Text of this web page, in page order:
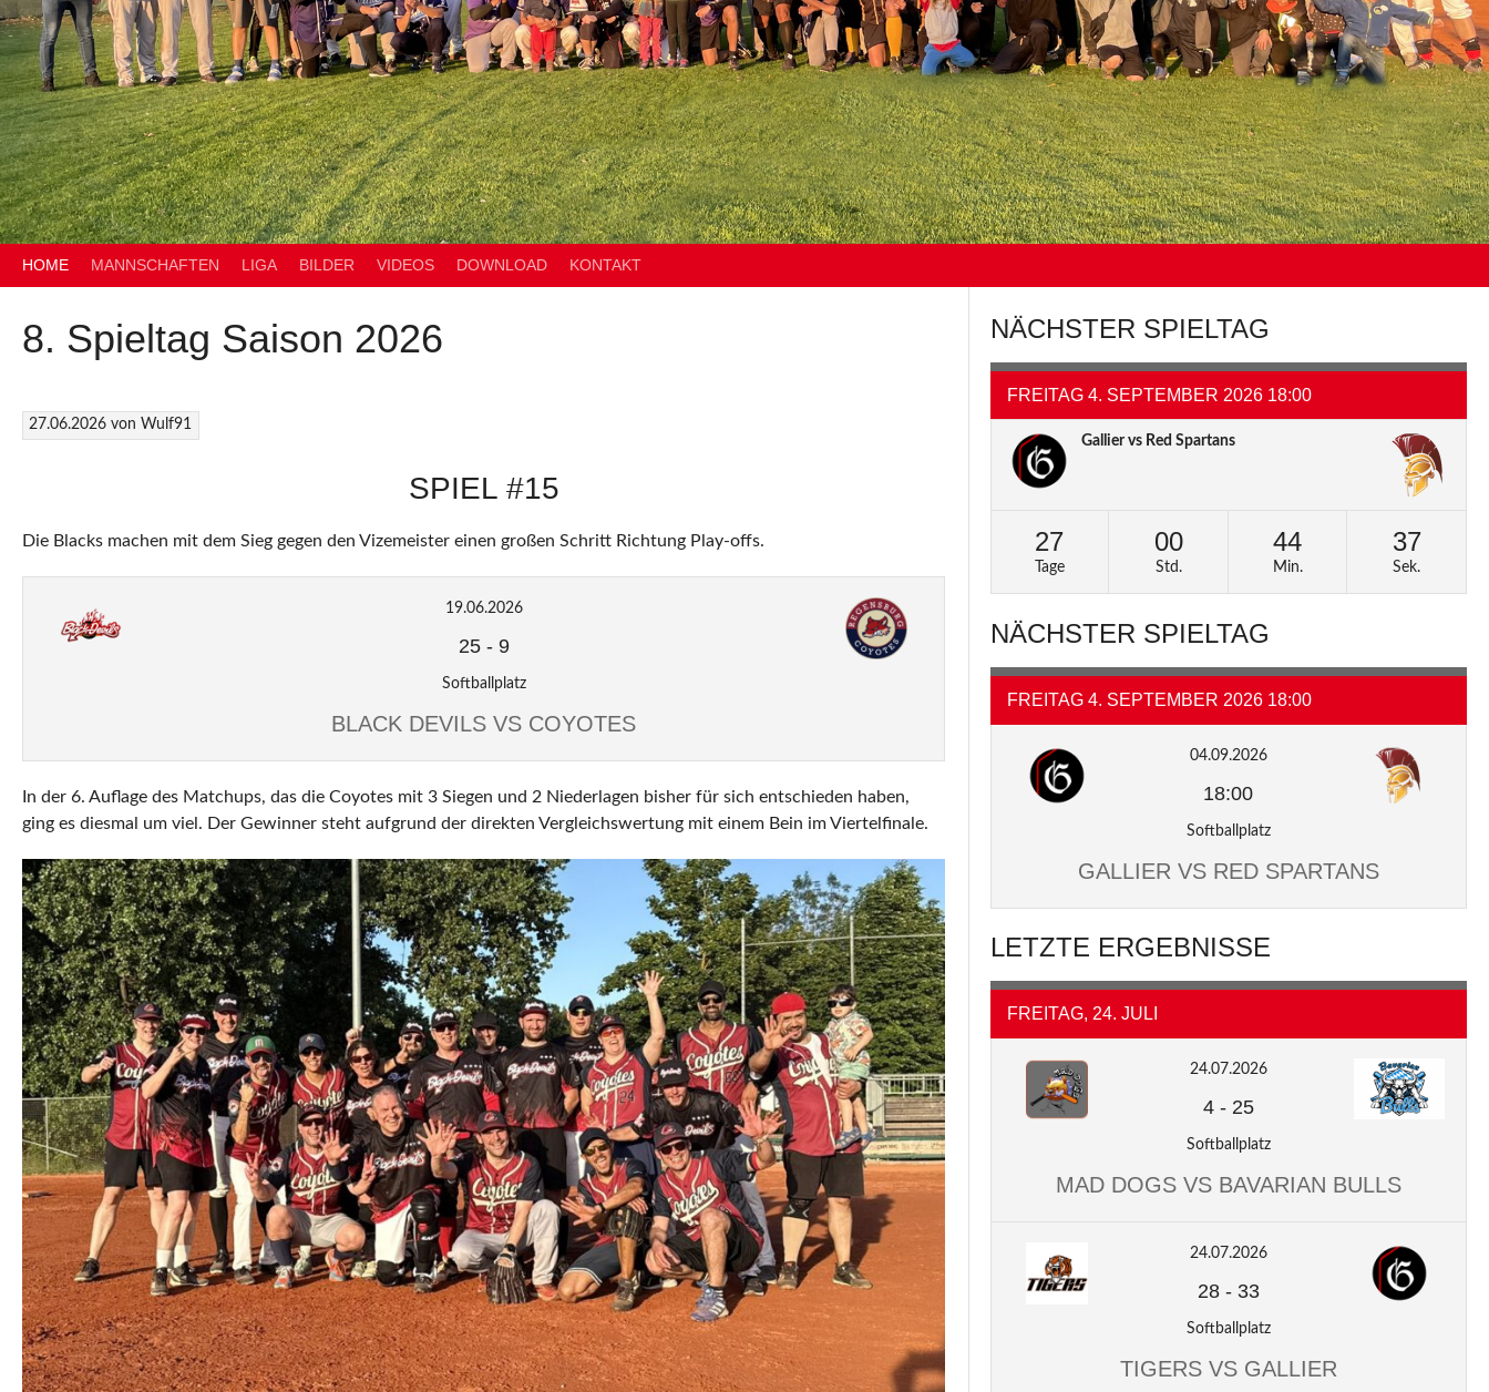
HOME MANNSCHAFTEN LIGA BILDER VIDEOS DOWNLOAD KONTAKT
8. Spieltag Saison 2026
27.06.2026 von Wulf91
SPIEL #15
Die Blacks machen mit dem Sieg gegen den Vizemeister einen großen Schritt Richtung Play-offs.
19.06.2026
25- 9
Softballplatz
BLACK DEVILS VS COYOTES
In der 6. Auflage des Matchups, das die Coyotes mit 3 Siegen und 2 Niederlagen bisher für sich entschieden haben,
ging es diesmal um viel. Der Gewinner steht aufgrund der direkten Vergleichswertung mit einem Bein im Viertelfinale.
NÄCHSTER SPIELTAG
FREITAG 4. SEPTEMBER 2026 18:00
Gallier vs Red Spartans
27
Tage
00
Std.
44
Min.
36
Sek.
NÄCHSTER SPIELTAG
FREITAG 4. SEPTEMBER 2026 18:00
04.09.2026
18:00
Softballplatz
GALLIER VS RED SPARTANS
LETZTE ERGEBNISSE
FREITAG, 24. JULI
24.07.2026
4- 25
Softballplatz
MAD DOGS VS BAVARIAN BULLS
24.07.2026
28- 33
Softballplatz
TIGERS VS GALLIER